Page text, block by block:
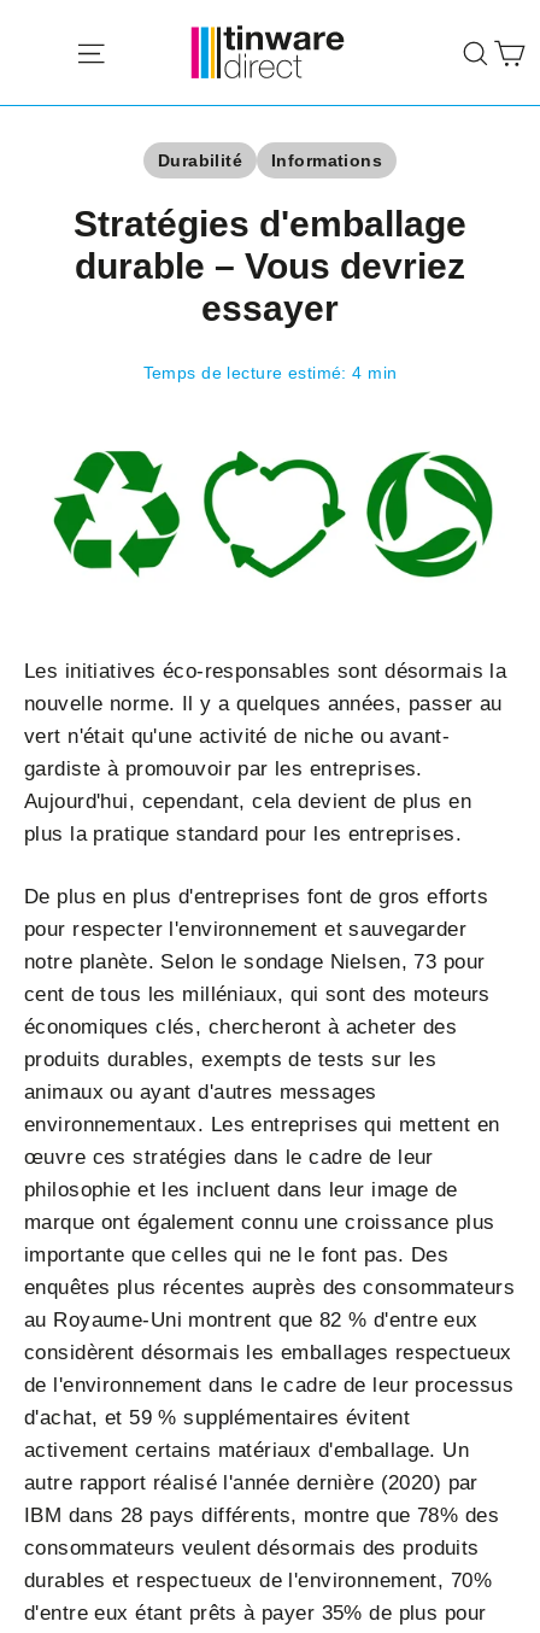
Durabilité Informations
Stratégies d'emballage
durable – Vous devriez
essayer
Temps de lecture estimé: 4 min
Les initiatives éco-responsables sont désormais la
nouvelle norme. Il y a quelques années, passer au
vert n'était qu'une activité de niche ou avant-
gardiste à promouvoir par les entreprises.
Aujourd'hui, cependant, cela devient de plus en
plus la pratique standard pour les entreprises.
De plus en plus d'entreprises font de gros efforts
pour respecter l'environnement et sauvegarder
notre planète. Selon le sondage Nielsen, 73 pour
cent de tous les milléniaux, qui sont des moteurs
économiques clés, chercheront à acheter des
produits durables, exempts de tests sur les
animaux ou ayant d'autres messages
environnementaux. Les entreprises qui mettent en
œuvre ces stratégies dans le cadre de leur
philosophie et les incluent dans leur image de
marque ont également connu une croissance plus
importante que celles qui ne le font pas. Des
enquêtes plus récentes auprès des consommateurs
au Royaume-Uni montrent que 82 % d'entre eux
considèrent désormais les emballages respectueux
de l'environnement dans le cadre de leur processus
d'achat, et 59 % supplémentaires évitent
activement certains matériaux d'emballage. Un
autre rapport réalisé l'année dernière (2020) par
IBM dans 28 pays différents, montre que 78% des
consommateurs veulent désormais des produits
durables et respectueux de l'environnement, 70%
d'entre eux étant prêts à payer 35% de plus pour